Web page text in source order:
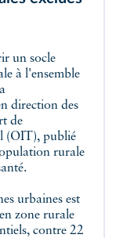
à l'ensemble
direction des
de
(OIT), publié
rurale
urbaines est
zone rurale
contre 22